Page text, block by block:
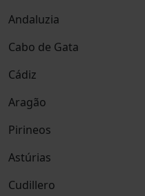
Andaluzia
Cabo de Gata
Cádiz
Aragão
Pirineos
Astúrias
Cudillero